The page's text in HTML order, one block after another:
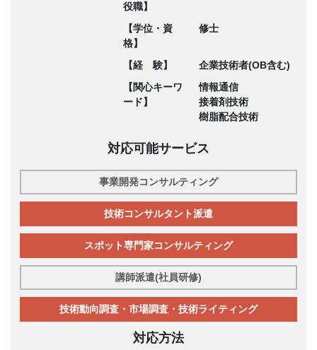
役職】
【学位・資
格】
修士
【経 験】
企業技術者(OB含む)
【関心キーワ
ード】
情報通信
接着剤技術
樹脂配合技術
対応可能サービス
事業開発コンサルティング
技術コンサルタント派遣
スポット専門家コンサルティング
講師派遣(社員研修)
技術動向調査・市場調査・技術ライティング
対応方法